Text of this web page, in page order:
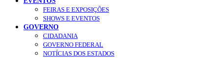
FEIRAS E EXPOSIÇÕES
SHOWS E EVENTOS
GOVERNO
CIDADANIA
GOVERNO FEDERAL
NOTÍCIAS DOS ESTADOS